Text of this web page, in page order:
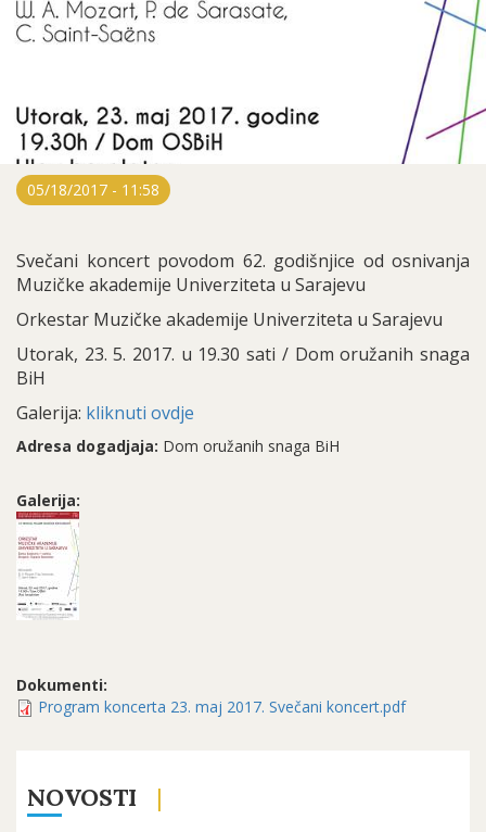
05/18/2017 - 11:58
Svečani koncert povodom 62. godišnjice od osnivanja
Muzičke akademije Univerziteta u Sarajevu
Orkestar Muzičke akademije Univerziteta u Sarajevu
Utorak, 23. 5. 2017. u 19.30 sati / Dom oružanih snaga
BiH
Galerija: kliknuti ovdje
Adresa dogadjaja: Dom oružanih snaga BiH
Galerija:
Dokumenti:
Program koncerta 23. maj 2017. Svečani koncert.pdf
NOVOSTI